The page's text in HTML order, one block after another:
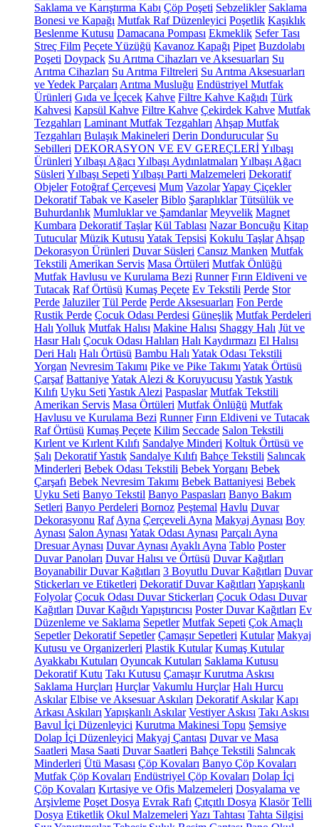
Saklama ve Karıştırma Kabı Çöp Poşeti Sebzelikler Saklama
Bonesi ve Kapağı Mutfak Raf Düzenleyici Poşetlik Kaşıklık
Beslenme Kutusu Damacana Pompası Ekmeklik Sefer Tası
Streç Film Peçete Yüzüğü Kavanoz Kapağı Pipet Buzdolabı
Poşeti Doypack Su Arıtma Cihazları ve Aksesuarları Su
Arıtma Cihazları Su Arıtma Filtreleri Su Arıtma Aksesuarları
ve Yedek Parçaları Arıtma Musluğu Endüstriyel Mutfak
Ürünleri Gıda ve İçecek Kahve Filtre Kahve Kağıdı Türk
Kahvesi Kapsül Kahve Filtre Kahve Çekirdek Kahve Mutfak
Tezgahları Laminant Mutfak Tezgahları Ahşap Mutfak
Tezgahları Bulaşık Makineleri Derin Dondurucular Su
Sebilleri DEKORASYON VE EV GEREÇLERİYılbaşı
Ürünleri Yılbaşı Ağacı Yılbaşı Aydınlatmaları Yılbaşı Ağacı
Süsleri Yılbaşı Sepeti Yılbaşı Parti Malzemeleri Dekoratif
Objeler Fotoğraf Çerçevesi Mum VazolarYapay Çiçekler
Dekoratif Tabak ve Kaseler Biblo Şaraplıklar Tütsülük ve
Buhurdanlık Mumluklar ve Şamdanlar Meyvelik Magnet
Kumbara Dekoratif Taşlar Kül Tablası Nazar Boncuğu Kitap
Tutucular Müzik Kutusu Yatak Tepsisi Kokulu Taşlar Ahşap
Dekorasyon Ürünleri Duvar Süsleri Cansız Manken Mutfak
Tekstili Amerikan Servis Masa Örtüleri Mutfak Önlüğü
Mutfak Havlusu ve Kurulama Bezi Runner Fırın Eldiveni ve
Tutacak Raf Örtüsü Kumaş Peçete Ev Tekstili Perde Stor
Perde Jaluziler Tül Perde Perde Aksesuarları Fon Perde
Rustik Perde Çocuk Odası Perdesi Güneşlik Mutfak Perdeleri
Halı Yolluk Mutfak Halısı Makine Halısı Shaggy Halı Jüt ve
Hasır Halı Çocuk Odası Halıları Halı Kaydırmazı El Halısı
Deri Halı Halı Örtüsü Bambu Halı Yatak Odası Tekstili
Yorgan Nevresim Takımı Pike ve Pike Takımı Yatak Örtüsü
Çarşaf BattaniyeYatak Alezi & Koruyucusu YastıkYastık
Kılıfı Uyku Seti Yastık Alezi Paspaslar Mutfak Tekstili
Amerikan Servis Masa Örtüleri Mutfak Önlüğü Mutfak
Havlusu ve Kurulama Bezi Runner Fırın Eldiveni ve Tutacak
Raf Örtüsü Kumaş Peçete Kilim Seccade Salon Tekstili
Kırlent ve Kırlent Kılıfı Sandalye Minderi Koltuk Örtüsü ve
Şalı Dekoratif Yastık Sandalye Kılıfı Bahçe Tekstili Salıncak
Minderleri Bebek Odası Tekstili Bebek Yorganı Bebek
Çarşafı Bebek Nevresim Takımı Bebek Battaniyesi Bebek
Uyku Seti Banyo Tekstil Banyo Paspasları Banyo Bakım
Setleri Banyo Perdeleri Bornoz Peştemal Havlu Duvar
Dekorasyonu Raf Ayna Çerçeveli Ayna Makyaj Aynası Boy
Aynası Salon Aynası Yatak Odası Aynası Parçalı Ayna
Dresuar Aynası Duvar Aynası Ayaklı Ayna Tablo Poster
Duvar Panoları Duvar Halısı ve Örtüsü Duvar Kağıtları
Boyanabilir Duvar Kağıtları 3 Boyutlu Duvar Kağıtları Duvar
Stickerları ve Etiketleri Dekoratif Duvar Kağıtları Yapışkanlı
Folyolar Çocuk Odası Duvar Stickerları Çocuk Odası Duvar
Kağıtları Duvar Kağıdı Yapıştırıcısı Poster Duvar Kağıtları Ev
Düzenleme ve Saklama Sepetler Mutfak Sepeti Çok Amaçlı
Sepetler Dekoratif Sepetler Çamaşır Sepetleri Kutular Makyaj
Kutusu ve Organizerleri Plastik Kutular Kumaş Kutular
Ayakkabı Kutuları Oyuncak Kutuları Saklama Kutusu
Dekoratif Kutu Takı Kutusu Çamaşır Kurutma Askısı
Saklama Hurçları Hurçlar Vakumlu Hurçlar Halı Hurcu
Askılar Elbise ve Aksesuar Askıları Dekoratif Askılar Kapı
Arkası Askıları Yapışkanlı Askılar Vestiyer Askısı Takı Askısı
Bavul İçi Düzenleyici Kurutma Makinesi Topu Şemsiye
Dolap İçi Düzenleyici Makyaj Çantası Duvar ve Masa
Saatleri Masa Saati Duvar Saatleri Bahçe Tekstili Salıncak
Minderleri Ütü Masası Çöp Kovaları Banyo Çöp Kovaları
Mutfak Çöp Kovaları Endüstriyel Çöp Kovaları Dolap İçi
Çöp Kovaları Kırtasiye ve Ofis Malzemeleri Dosyalama ve
Arşivleme Poşet Dosya Evrak Rafı Çıtçıtlı Dosya Klasör Telli
Dosya Etiketlik Okul Malzemeleri Yazı Tahtası Tahta Silgisi